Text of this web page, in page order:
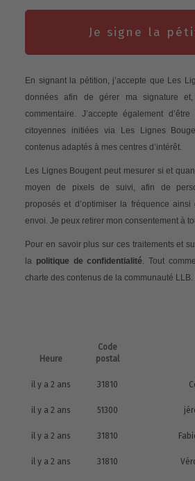
Je signe la
En signant la pétition, j’accepte que Les
données afin de gérer ma signature
commentaire. J’accepte également
citoyennes initiées via Les Lignes
contenus adaptés à mes centres d’intérêt.
Les Lignes Bougent peut mesurer si et
moyen de pixels de suivi, afin de
proposés et d’optimiser la fréquence
envoi. Je peux retirer mon consentement à
Pour en savoir plus sur ces traitements et
la politique de confidentialité. Tout
charte des contenus de la communauté LLB.
Heure
Code
postal
il y a 2 ans 31810
il y a 2 ans 51300
il y a 2 ans 31810
il y a 2 ans 31810